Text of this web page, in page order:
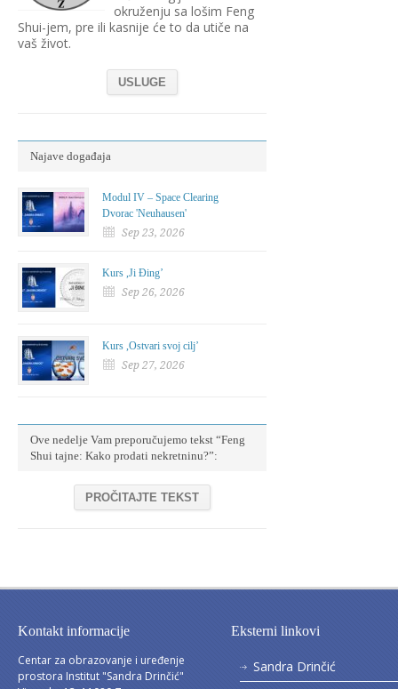
okruženju sa lošim Feng
Shui-jem, pre ili kasnije će to da utiče na
vaš život.
USLUGE
Najave događaja
Modul IV – Space Clearing
Dvorac 'Neuhausen'
Sep 23, 2026
Kurs ,Ji Đing’
Sep 26, 2026
Kurs ,Ostvari svoj cilj’
Sep 27, 2026
Ove nedelje Vam preporučujemo tekst “Feng
Shui tajne: Kako prodati nekretninu?”:
PROČITAJTE TEKST
Kontakt informacije
Centar za obrazovanje i uređenje
prostora Institut "Sandra Drinčić"
Eksterni linkovi
Sandra Drinčić